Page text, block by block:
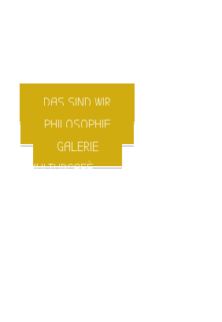
DAS SIND WIR
PHILOSOPHIE
GALERIE
KULTURCAFÈ